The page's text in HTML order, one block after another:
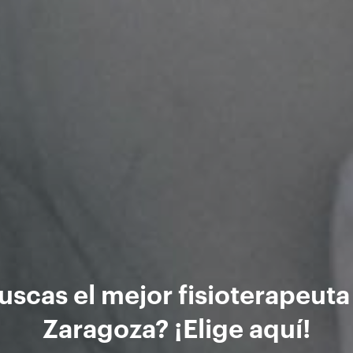
el mejor
Zaragoza? ¡Elige aquí!